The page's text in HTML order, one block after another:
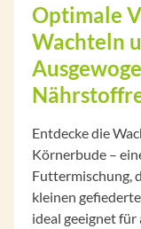
Optimale
Wachteln
Entdecke die
Körnerbude –
Futtermischung,
kleinen
ideal geeignet für